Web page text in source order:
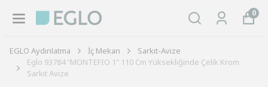
0
EGLO Aydınlatma İç Mekan
Sarkıt-Avize
Eglo 93784 "MONTEFIO 1" 110 Cm Yüksekliğinde Çelik Krom
Sarkıt Avize